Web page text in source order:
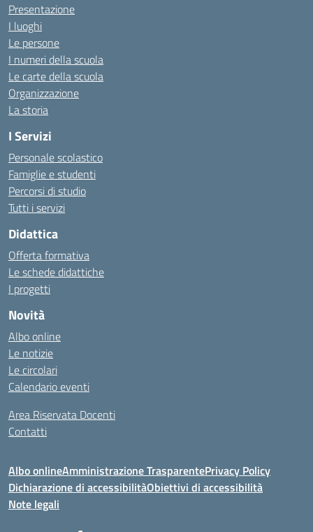
Presentazione
I luoghi
Le persone
I numeri della scuola
Le carte della scuola
Organizzazione
La storia
I Servizi
Personale scolastico
Famiglie e studenti
Percorsi di studio
Tutti i servizi
Didattica
Offerta formativa
Le schede didattiche
I progetti
Novità
Albo online
Le notizie
Le circolari
Calendario eventi
Area Riservata Docenti
Contatti
Albo onlineAmministrazione TrasparentePrivacy Policy
Dichiarazione di accessibilitàObiettivi di accessibilità
Note legali